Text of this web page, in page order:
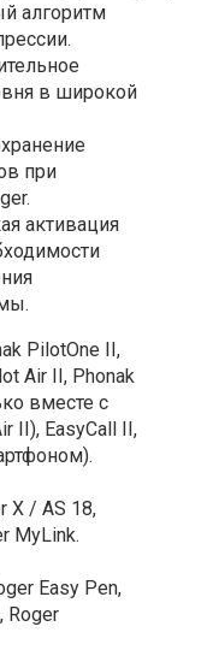
алгоритм
в широкой
при
активация
PilotOne II,
Air II, Phonak
вместе с
II), EasyCall II,
X / AS 18,
MyLink.
Easy Pen,
Roger